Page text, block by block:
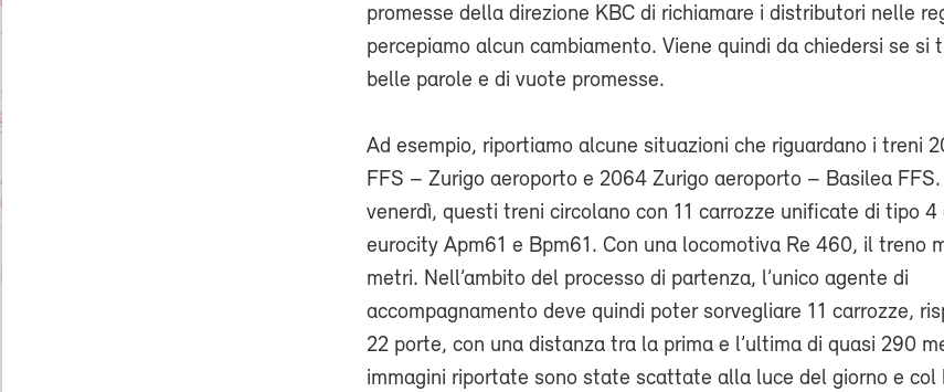
promesse della direzione KBC di richiamare i distributori nelle
percepiamo alcun cambiamento. Viene quindi da chiedersi se si
belle parole e di vuote promesse.
Ad esempio, riportiamo alcune situazioni che riguardano i treni
FFS – Zurigo aeroporto e 2064 Zurigo aeroporto – Basilea
venerdì, questi treni circolano con 11 carrozze unificate di tipo 4
eurocity Apm61 e Bpm61. Con una locomotiva Re 460, il treno
metri. Nell’ambito del processo di partenza, l’unico agente di
accompagnamento deve quindi poter sorvegliare 11 carrozze,
22 porte, con una distanza tra la prima e l’ultima di quasi 290
immagini riportate sono state scattate alla luce del giorno e col